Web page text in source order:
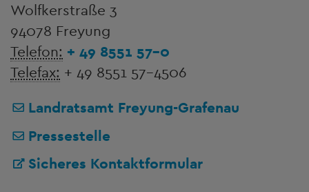
Wolfkerstraße 3
94078 Freyung
Telefon: + 49 8551 57-0
Telefax: + 49 8551 57-4506
Landratsamt Freyung-Grafenau
Pressestelle
Sicheres Kontaktformular